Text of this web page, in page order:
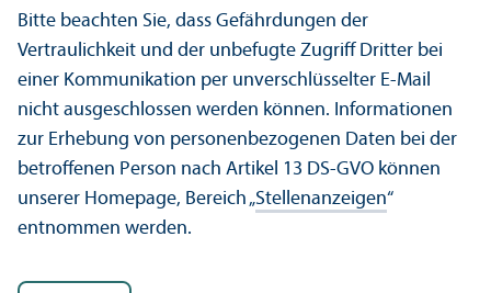
Bitte beachten Sie, dass Gefährdungen der
Vertraulichkeit und der unbefugte Zugriff Dritter bei
einer Kommunikation per unverschlüsselter E-Mail
nicht ausgeschlossen werden können. Informationen
zur Erhebung von personenbezogenen Daten bei der
betroffenen Person nach Artikel 13 DS-GVO können
unserer Homepage, Bereich „Stellenanzeigen“
entnommen werden.